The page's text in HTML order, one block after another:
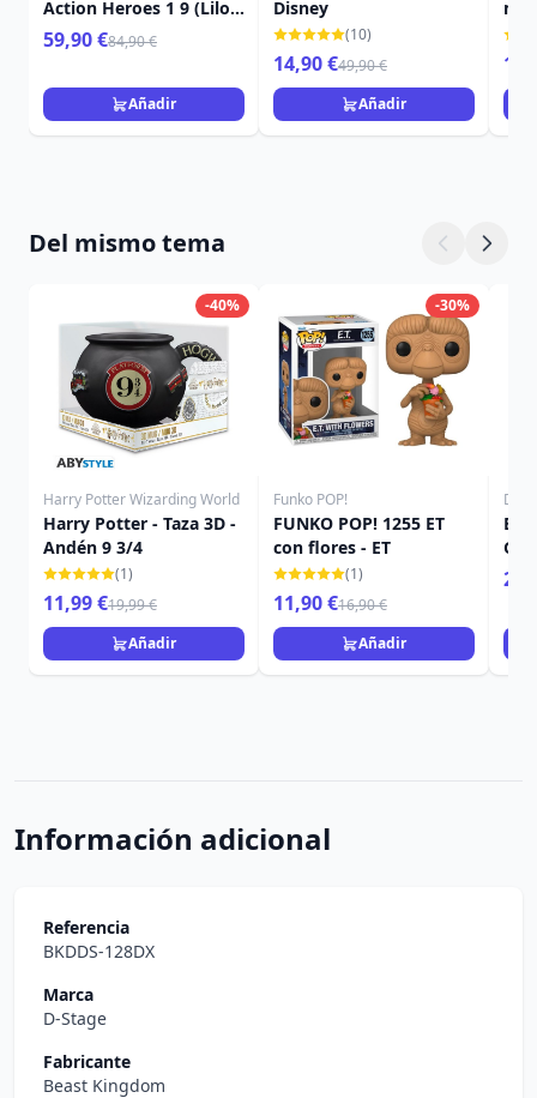
Action Heroes 1 9 (Lilo
& Stitch) 16 cm
59,90 €84,90 €
Añadir
Disney
(10)
14,90 €49,90 €
Añadir
Del mismo tema
-40%
Harry Potter Wizarding World
Harry Potter - Taza 3D -
Andén 9 3/4
(1)
11,99 €19,99 €
Añadir
-30%
Funko POP!
FUNKO POP! 1255 ET
con flores - ET
(1)
11,90 €16,90 €
Añadir
Información adicional
Referencia
BKDDS-128DX
Marca
D-Stage
Fabricante
Beast Kingdom